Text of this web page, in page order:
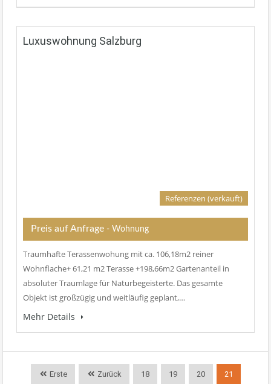
Luxuswohnung Salzburg
Referenzen (verkauft)
Preis auf Anfrage - Wohnung
Traumhafte Terassenwohung mit ca. 106,18m2 reiner
Wohnflache+ 61,21 m2 Terasse +198,66m2 Gartenanteil in
absoluter Traumlage für Naturbegeisterte. Das gesamte
Objekt ist großzügig und weitläufig geplant,…
Mehr Details
Erste Zurück 18 19 20 21